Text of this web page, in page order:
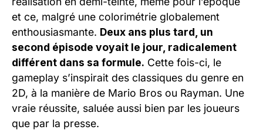
et ce, malgré une colorimétrie globalement
enthousiasmante. Deux ans plus tard, un
second épisode voyait le jour, radicalement
différent dans sa formule. Cette fois-ci, le
gameplay s’inspirait des classiques du genre en
2D, à la manière de Mario Bros ou Rayman. Une
vraie réussite, saluée aussi bien par les joueurs
que par la presse.